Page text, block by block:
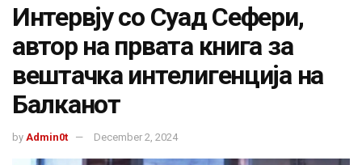
Интервју со Суад Сефери,
автор на првата книга за
вештачка интелигенција на
Балканот
by Admin0t December 2, 2024